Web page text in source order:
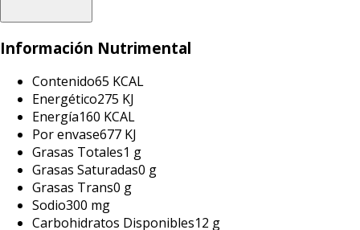
Información Nutrimental
Contenido65 KCAL
Energético275 KJ
Energía160 KCAL
Por envase677 KJ
Grasas Totales1 g
Grasas Saturadas0 g
Grasas Trans0 g
Sodio300 mg
Carbohidratos Disponibles12 g